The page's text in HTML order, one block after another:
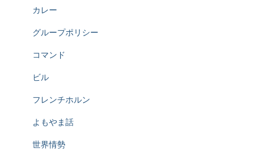
カレー
グループポリシー
コマンド
ビル
フレンチホルン
よもやま話
世界情勢